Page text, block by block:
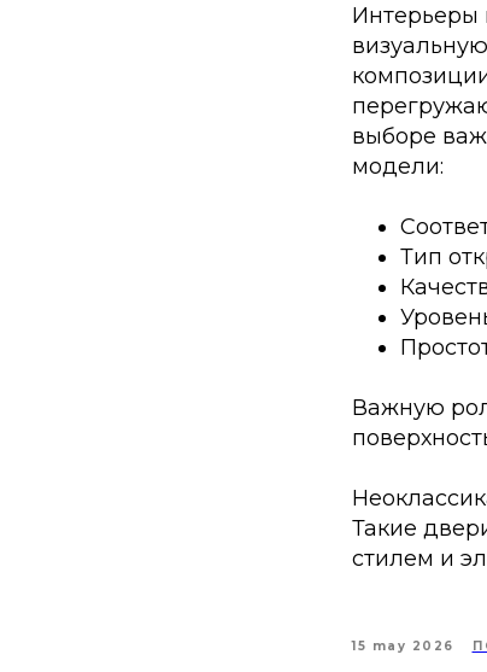
Интерьеры
выборе
модели:
Тип
Важную
Такие
стилем и
15 may 2026